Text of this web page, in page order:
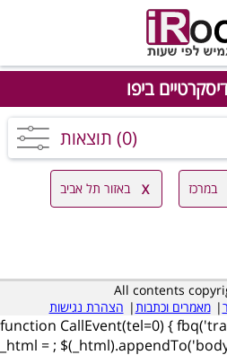
ביפו
(0) תוצאות
במרכז באזור תל אביב
All contents
| מאמרים וכתבות| הצהרת נגישות
function CallEvent(tel=0) {
_html = ;